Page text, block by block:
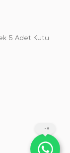
5 Adet Kutu